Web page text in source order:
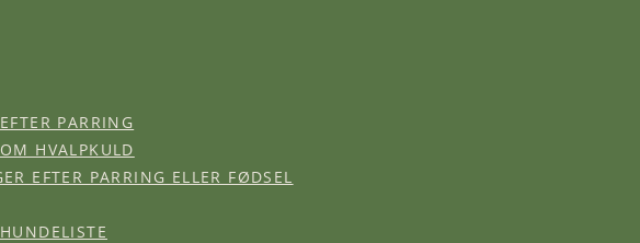
PARRING
HVALPKULD
EFTER PARRING ELLER FØDSEL